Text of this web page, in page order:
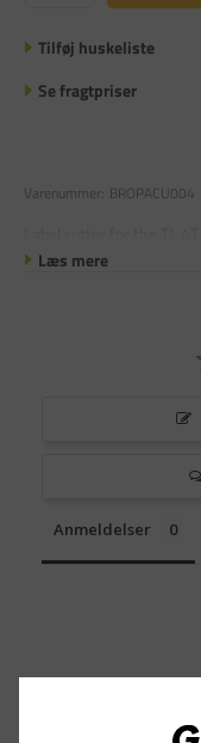
Tilføj huskeliste
Se fragtpriser
Varenummer: BROPACU004
Læs mere
Anmeldelser